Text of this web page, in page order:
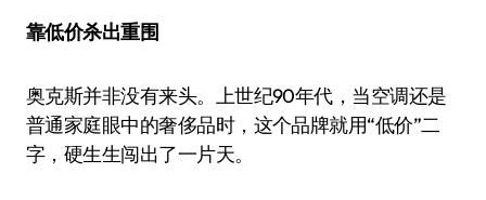
靠低价杀出重围
奥克斯并非没有来头。上世纪90年代，当空调还是
普通家庭眼中的奢侈品时，这个品牌就用“低价”二
字，硬生生闯出了一片天。